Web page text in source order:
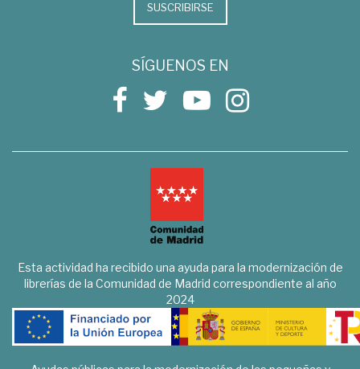
SUSCRIBIRSE
SÍGUENOS EN
Esta actividad ha recibido una ayuda para la modernización de
librerías de la Comunidad de Madrid correspondiente al año
2024